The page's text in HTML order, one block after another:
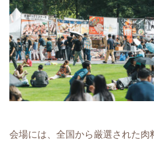
会場には、全国から厳選された肉